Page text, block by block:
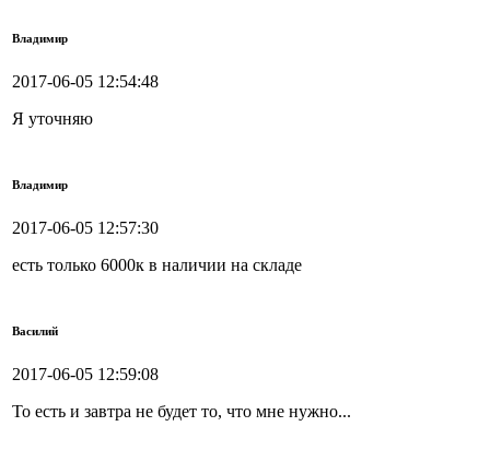
Владимир
2017-06-05 12:54:48
Я уточняю
Владимир
2017-06-05 12:57:30
есть только 6000к в наличии на складе
Василий
2017-06-05 12:59:08
То есть и завтра не будет то, что мне нужно...